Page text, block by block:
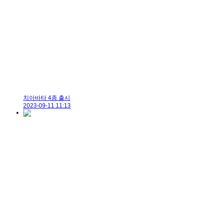
치아바타 4종 출시
2023-09-11 11:13